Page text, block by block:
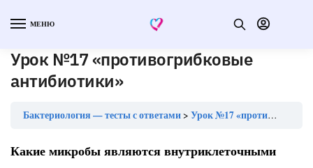
МЕНЮ
Урок №17 «противогрибковые
антибиотики»
Бактериология — тесты с ответами Урок №17 «противогрибковые антибиотики»
Какие микробы являются внутриклеточными